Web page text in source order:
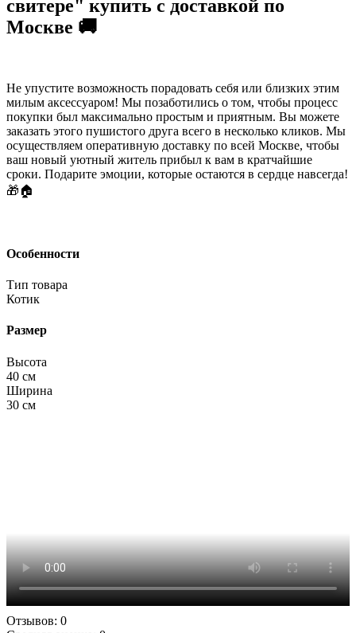
свитере" купить с доставкой по
Москве 🚚
Не упустите возможность порадовать себя или близких этим
милым аксессуаром! Мы позаботились о том, чтобы процесс
покупки был максимально простым и приятным. Вы можете
заказать этого пушистого друга всего в несколько кликов. Мы
осуществляем оперативную доставку по всей Москве, чтобы
ваш новый уютный житель прибыл к вам в кратчайшие
сроки. Подарите эмоции, которые остаются в сердце навсегда!
🎁🏠
Особенности
Тип товара
Котик
Размер
Высота
40 см
Ширина
30 см
Отзывов: 0